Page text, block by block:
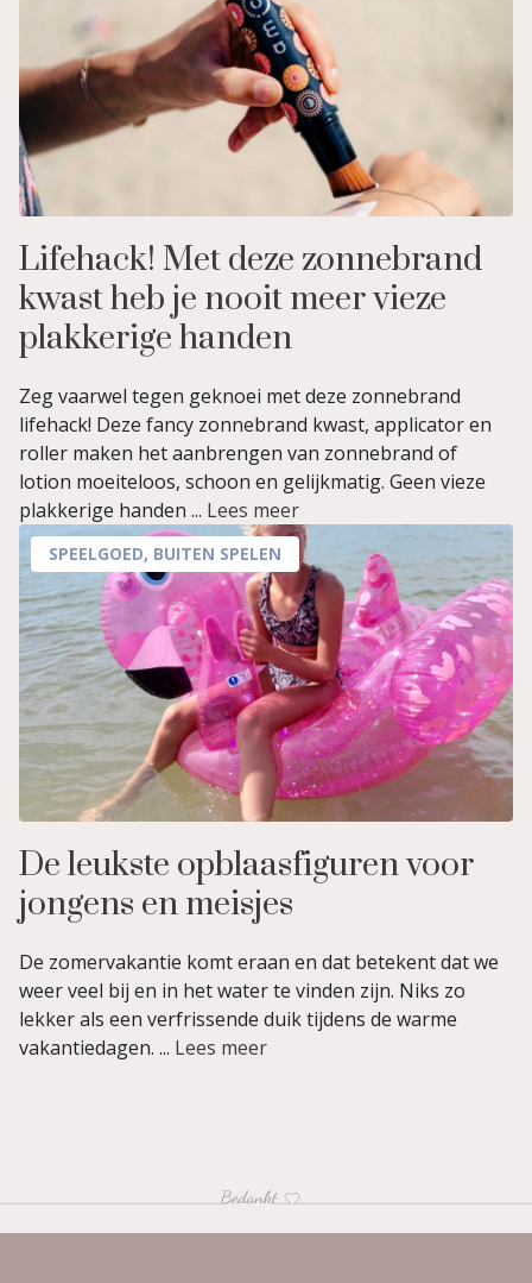
Lifehack! Met deze zonnebrand
kwast heb je nooit meer vieze
plakkerige handen
Zeg vaarwel tegen geknoei met deze zonnebrand
lifehack! Deze fancy zonnebrand kwast, applicator en
roller maken het aanbrengen van zonnebrand of
lotion moeiteloos, schoon en gelijkmatig. Geen vieze
plakkerige handen ... Lees meer
SPEELGOED, BUITEN SPELEN
De leukste opblaasfiguren voor
jongens en meisjes
De zomervakantie komt eraan en dat betekent dat we
weer veel bij en in het water te vinden zijn. Niks zo
lekker als een verfrissende duik tijdens de warme
vakantiedagen. ... Lees meer